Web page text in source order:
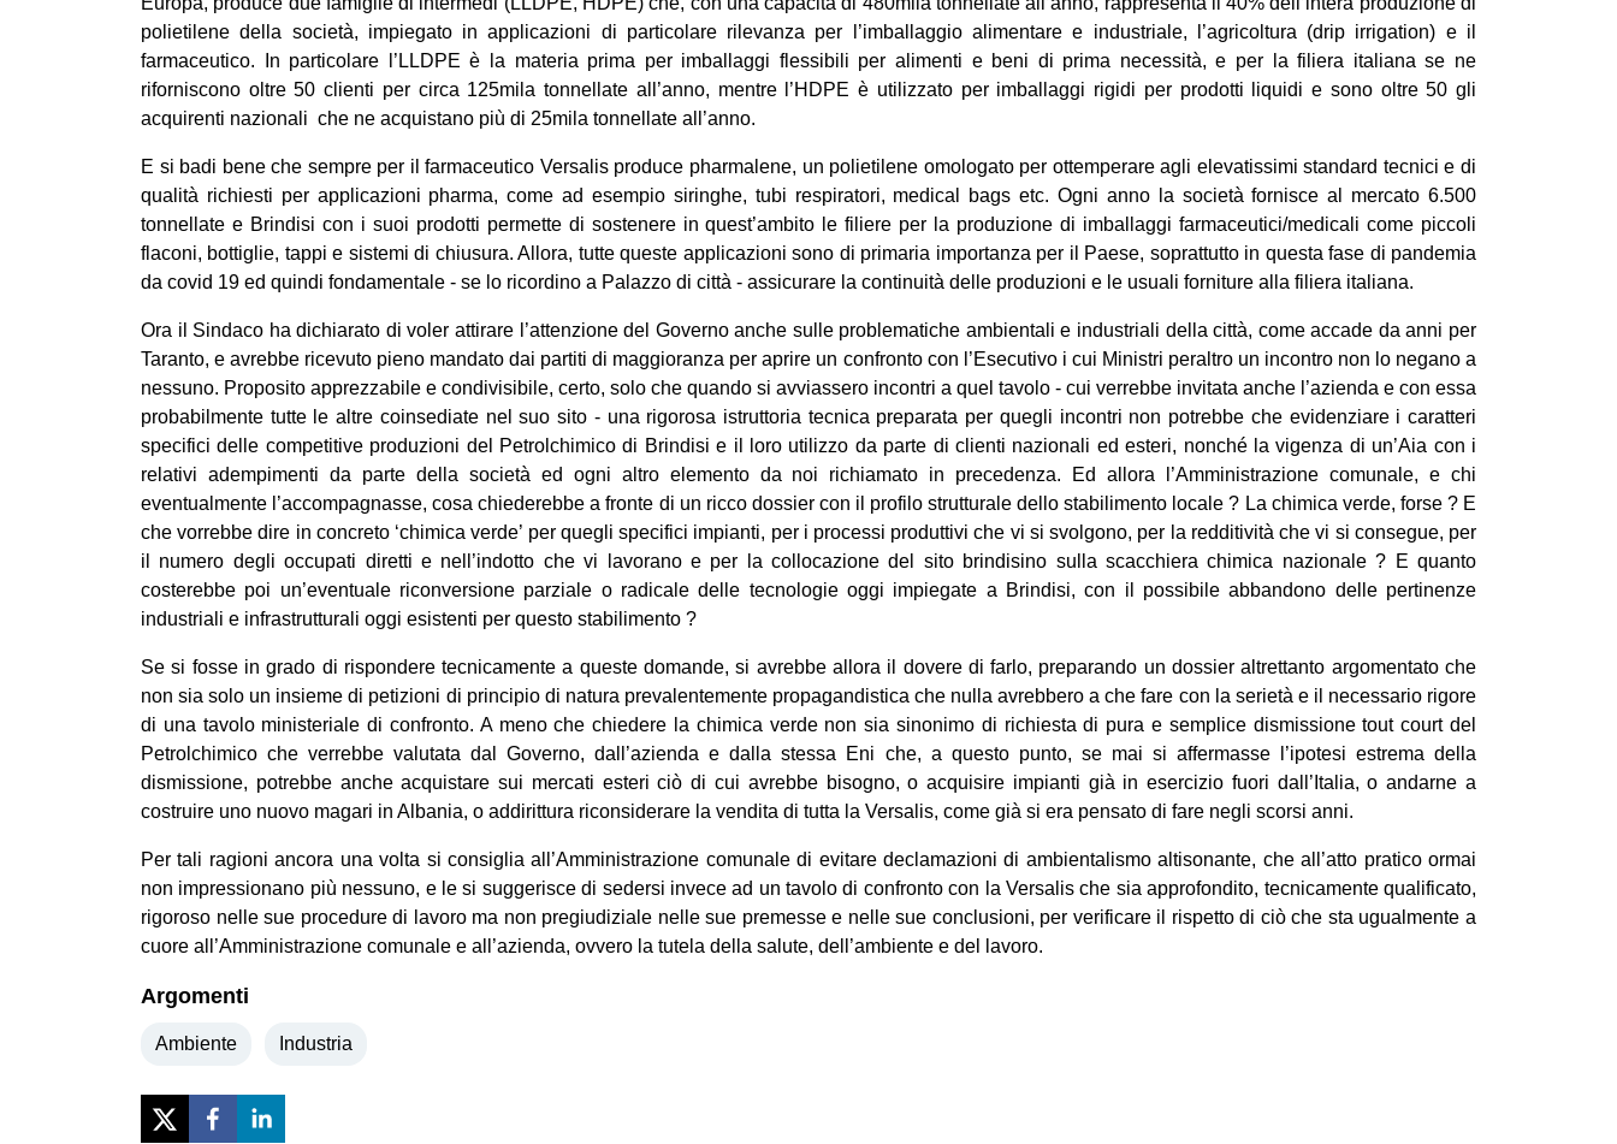
polietilene della società, impiegato in applicazioni di particolare rilevanza per l’imballaggio alimentare e industriale, l’agricoltura (drip irrigation) e il
farmaceutico. In particolare l’LLDPE è la materia prima per imballaggi flessibili per alimenti e beni di prima necessità, e per la filiera italiana se ne
riforniscono oltre 50 clienti per circa 125mila tonnellate all’anno, mentre l’HDPE è utilizzato per imballaggi rigidi per prodotti liquidi e sono oltre 50 gli
acquirenti nazionali che ne acquistano più di 25mila tonnellate all’anno.
E si badi bene che sempre per il farmaceutico Versalis produce pharmalene, un polietilene omologato per ottemperare agli elevatissimi standard tecnici e di
qualità richiesti per applicazioni pharma, come ad esempio siringhe, tubi respiratori, medical bags etc. Ogni anno la società fornisce al mercato 6.500
tonnellate e Brindisi con i suoi prodotti permette di sostenere in quest’ambito le filiere per la produzione di imballaggi farmaceutici/medicali come piccoli
flaconi, bottiglie, tappi e sistemi di chiusura. Allora, tutte queste applicazioni sono di primaria importanza per il Paese, soprattutto in questa fase di pandemia
da covid 19 ed quindi fondamentale - se lo ricordino a Palazzo di città - assicurare la continuità delle produzioni e le usuali forniture alla filiera italiana.
Ora il Sindaco ha dichiarato di voler attirare l’attenzione del Governo anche sulle problematiche ambientali e industriali della città, come accade da anni per
Taranto, e avrebbe ricevuto pieno mandato dai partiti di maggioranza per aprire un confronto con l’Esecutivo i cui Ministri peraltro un incontro non lo negano a
nessuno. Proposito apprezzabile e condivisibile, certo, solo che quando si avviassero incontri a quel tavolo - cui verrebbe invitata anche l’azienda e con essa
probabilmente tutte le altre coinsediate nel suo sito - una rigorosa istruttoria tecnica preparata per quegli incontri non potrebbe che evidenziare i caratteri
specifici delle competitive produzioni del Petrolchimico di Brindisi e il loro utilizzo da parte di clienti nazionali ed esteri, nonché la vigenza di un’Aia con i
relativi adempimenti da parte della società ed ogni altro elemento da noi richiamato in precedenza. Ed allora l’Amministrazione comunale, e chi
eventualmente l’accompagnasse, cosa chiederebbe a fronte di un ricco dossier con il profilo strutturale dello stabilimento locale ? La chimica verde, forse ? E
che vorrebbe dire in concreto ‘chimica verde’ per quegli specifici impianti, per i processi produttivi che vi si svolgono, per la redditività che vi si consegue, per
il numero degli occupati diretti e nell’indotto che vi lavorano e per la collocazione del sito brindisino sulla scacchiera chimica nazionale ? E quanto
costerebbe poi un’eventuale riconversione parziale o radicale delle tecnologie oggi impiegate a Brindisi, con il possibile abbandono delle pertinenze
industriali e infrastrutturali oggi esistenti per questo stabilimento ?
Se si fosse in grado di rispondere tecnicamente a queste domande, si avrebbe allora il dovere di farlo, preparando un dossier altrettanto argomentato che
non sia solo un insieme di petizioni di principio di natura prevalentemente propagandistica che nulla avrebbero a che fare con la serietà e il necessario rigore
di una tavolo ministeriale di confronto. A meno che chiedere la chimica verde non sia sinonimo di richiesta di pura e semplice dismissione tout court del
Petrolchimico che verrebbe valutata dal Governo, dall’azienda e dalla stessa Eni che, a questo punto, se mai si affermasse l’ipotesi estrema della
dismissione, potrebbe anche acquistare sui mercati esteri ciò di cui avrebbe bisogno, o acquisire impianti già in esercizio fuori dall’Italia, o andarne a
costruire uno nuovo magari in Albania, o addirittura riconsiderare la vendita di tutta la Versalis, come già si era pensato di fare negli scorsi anni.
Per tali ragioni ancora una volta si consiglia all’Amministrazione comunale di evitare declamazioni di ambientalismo altisonante, che all’atto pratico ormai
non impressionano più nessuno, e le si suggerisce di sedersi invece ad un tavolo di confronto con la Versalis che sia approfondito, tecnicamente qualificato,
rigoroso nelle sue procedure di lavoro ma non pregiudiziale nelle sue premesse e nelle sue conclusioni, per verificare il rispetto di ciò che sta ugualmente a
cuore all’Amministrazione comunale e all’azienda, ovvero la tutela della salute, dell’ambiente e del lavoro.
Argomenti
Ambiente Industria